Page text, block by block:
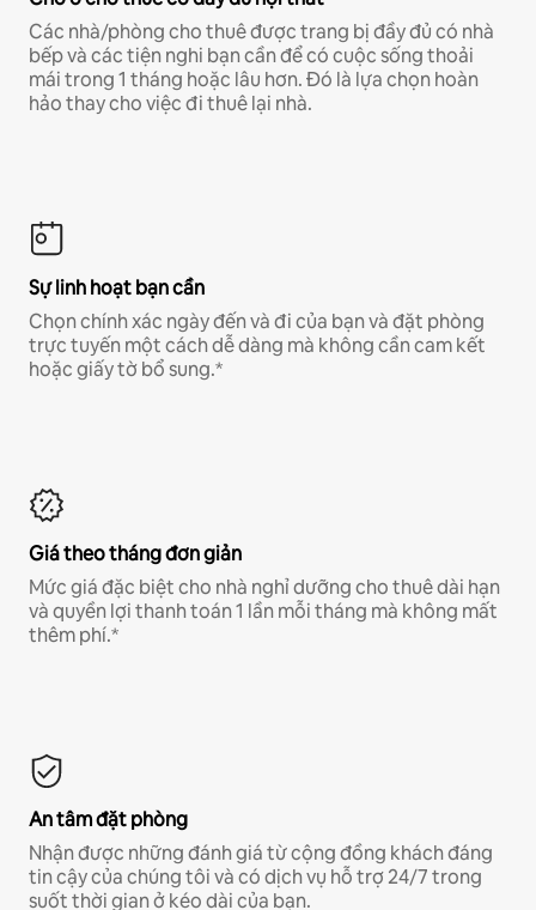
Các nhà/phòng cho thuê được trang bị đầy đủ có nhà
bếp và các tiện nghi bạn cần để có cuộc sống thoải
mái trong 1 tháng hoặc lâu hơn. Đó là lựa chọn hoàn
hảo thay cho việc đi thuê lại nhà.
Sự linh hoạt bạn cần
Chọn chính xác ngày đến và đi của bạn và đặt phòng
trực tuyến một cách dễ dàng mà không cần cam kết
hoặc giấy tờ bổ sung.*
Giá theo tháng đơn giản
Mức giá đặc biệt cho nhà nghỉ dưỡng cho thuê dài hạn
và quyền lợi thanh toán 1 lần mỗi tháng mà không mất
thêm phí.*
An tâm đặt phòng
Nhận được những đánh giá từ cộng đồng khách đáng
tin cậy của chúng tôi và có dịch vụ hỗ trợ 24/7 trong
suốt thời gian ở kéo dài của bạn.